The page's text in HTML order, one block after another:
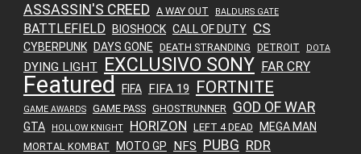
ASSASSIN'S CREED A WAY OUT BALDURS GATE
BATTLEFIELD BIOSHOCK CALL OF DUTY CS
CYBERPUNK DAYS GONE DEATH STRANDING DETROIT DOTA
DYING LIGHT EXCLUSIVO SONY FAR CRY
Featured FIFA FIFA 19 FORTNITE
GAME AWARDS GAME PASS GHOSTRUNNER GOD OF WAR
GTA HOLLOW KNIGHT HORIZON LEFT 4 DEAD MEGA MAN
MORTAL KOMBAT MOTO GP NFS PUBG RDR